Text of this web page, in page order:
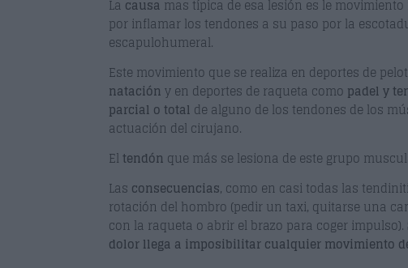
La causa mas típica de esa lesión es le
por inflamar los tendones a su paso por la
escapulohumeral.
Este movimiento que se realiza en deportes de
natación y en deportes de raqueta como padel y
parcial o total de alguno de los tendones de los
actuación del cirujano.
Eltendón que más se lesiona de este grupo
Las consecuencias, como en casi todas las
rotación del hombro (pedir un taxi, quitarse una
con la raqueta o abrir el brazo para coger impulso).
dolor llega a imposibilitar cualquier movimiento